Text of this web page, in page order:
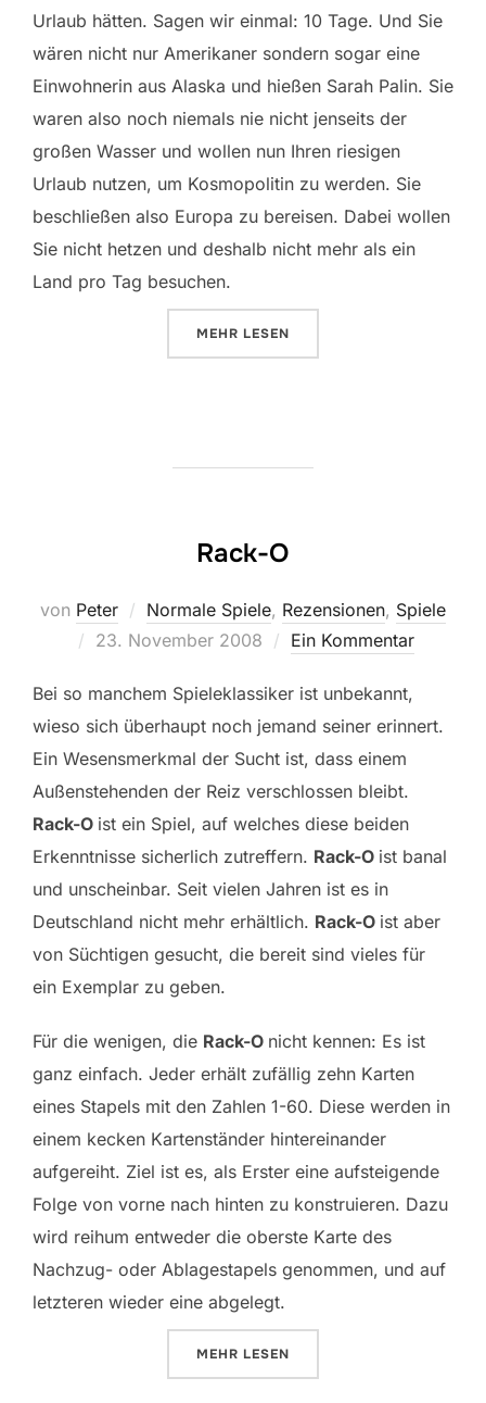
Urlaub hätten. Sagen wir einmal: 10 Tage. Und Sie
wären nicht nur Amerikaner sondern sogar eine
Einwohnerin aus Alaska und hießen Sarah Palin. Sie
waren also noch niemals nie nicht jenseits der
großen Wasser und wollen nun Ihren riesigen
Urlaub nutzen, um Kosmopolitin zu werden. Sie
beschließen also Europa zu bereisen. Dabei wollen
Sie nicht hetzen und deshalb nicht mehr als ein
Land pro Tag besuchen.
MEHR ÜBER „EUROPA TOUR“
LESEN
Rack-O
von Peter Normale Spiele, Rezensionen, Spiele
Veröffentlicht
23. November 2008 Ein Kommentar
Bei so manchem Spieleklassiker ist unbekannt,
wieso sich überhaupt noch jemand seiner erinnert.
Ein Wesensmerkmal der Sucht ist, dass einem
Außenstehenden der Reiz verschlossen bleibt.
Rack-O ist ein Spiel, auf welches diese beiden
Erkenntnisse sicherlich zutreffern. Rack-O ist banal
und unscheinbar. Seit vielen Jahren ist es in
Deutschland nicht mehr erhältlich. Rack-O ist aber
von Süchtigen gesucht, die bereit sind vieles für
ein Exemplar zu geben.
Für die wenigen, die Rack-O nicht kennen: Es ist
ganz einfach. Jeder erhält zufällig zehn Karten
eines Stapels mit den Zahlen 1-60. Diese werden in
einem kecken Kartenständer hintereinander
aufgereiht. Ziel ist es, als Erster eine aufsteigende
Folge von vorne nach hinten zu konstruieren. Dazu
wird reihum entweder die oberste Karte des
Nachzug- oder Ablagestapels genommen, und auf
letzteren wieder eine abgelegt.
MEHR ÜBER „RACK-O“
LESEN